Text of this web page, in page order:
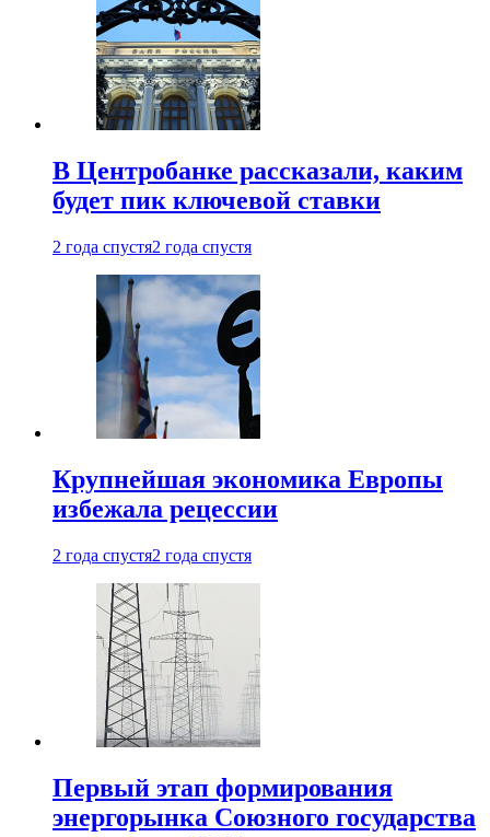
В Центробанке рассказали, каким
будет пик ключевой ставки
2 года спустя2 года спустя
Крупнейшая экономика Европы
избежала рецессии
2 года спустя2 года спустя
Первый этап формирования
энергорынка Союзного государства